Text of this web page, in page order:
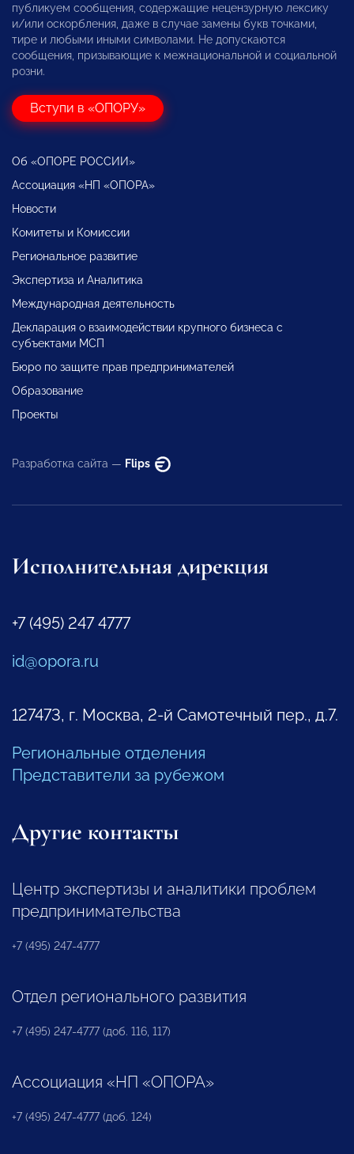
публикуем сообщения, содержащие нецензурную лексику
и/или оскорбления, даже в случае замены букв точками,
тире и любыми иными символами. Не допускаются
сообщения, призывающие к межнациональной и социальной
розни.
Вступи в «ОПОРУ»
Об «ОПОРЕ РОССИИ»
Ассоциация «НП «ОПОРА»
Новости
Комитеты и Комиссии
Региональное развитие
Экспертиза и Аналитика
Международная деятельность
Декларация о взаимодействии крупного бизнеса с
субъектами МСП
Бюро по защите прав предпринимателей
Образование
Проекты
Разработка сайта — Flips
Исполнительная дирекция
+7 (495) 247 4777
id@opora.ru
127473, г. Москва, 2-й Самотечный пер., д.7.
Региональные отделения
Представители за рубежом
Другие контакты
Центр экспертизы и аналитики проблем
предпринимательства
+7 (495) 247-4777
Отдел регионального развития
+7 (495) 247-4777 (доб. 116, 117)
Ассоциация «НП «ОПОРА»
+7 (495) 247-4777 (доб. 124)